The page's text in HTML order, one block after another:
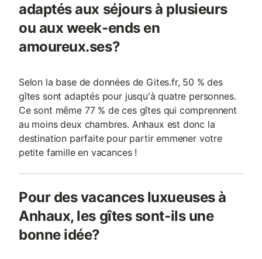
adaptés aux séjours à plusieurs
ou aux week-ends en
amoureux.ses?
Selon la base de données de Gites.fr, 50 % des
gîtes sont adaptés pour jusqu'à quatre personnes.
Ce sont même 77 % de ces gîtes qui comprennent
au moins deux chambres. Anhaux est donc la
destination parfaite pour partir emmener votre
petite famille en vacances !
Pour des vacances luxueuses à
Anhaux, les gîtes sont-ils une
bonne idée?